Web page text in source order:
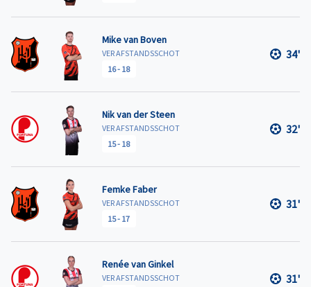
Mike van Boven
VER AFSTANDSSCHOT
16- 18
34'
Nik van der Steen
VER AFSTANDSSCHOT
15- 18
32'
Femke Faber
VER AFSTANDSSCHOT
15- 17
31'
Renée van Ginkel
VER AFSTANDSSCHOT
31'